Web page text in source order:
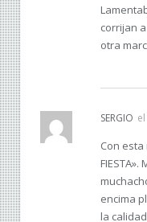
corrijan
otra
SERGIO el
Con esta
encima
la